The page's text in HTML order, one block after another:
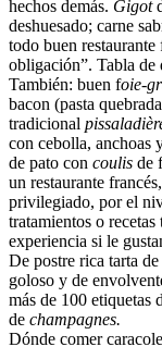
hechos demás. Gigot
deshuesado; carne
todo buen restaurante
obligación”. Tabla de
También: buen foie-
bacon (pasta
tradicional
con cebolla, anchoas
de pato con coulis de
un restaurante
privilegiado, por el
tratamientos o
experiencia si le
De postre rica tarta
goloso y de
más de 100 etiquetas
de champagnes.
Dónde comer